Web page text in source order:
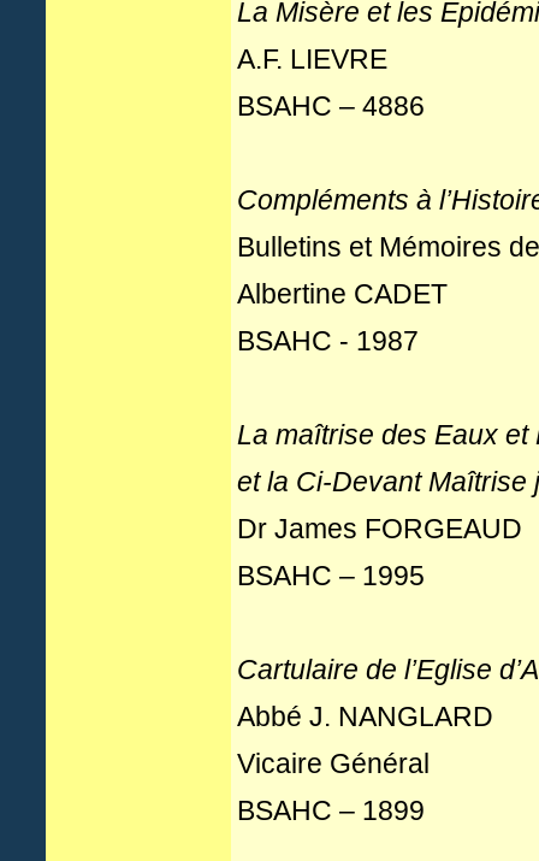
La Misère et les
A.F. LIEVRE
BSAHC – 4886
Compléments à
Bulletins et Mémoires
Albertine CADET
BSAHC - 1987
La maîtrise des Eaux et
et la Ci-Devant Maîtrise
Dr James FORGEAUD
BSAHC – 1995
Cartulaire de l’Eglise
Abbé J. NANGLARD
Vicaire Général
BSAHC – 1899